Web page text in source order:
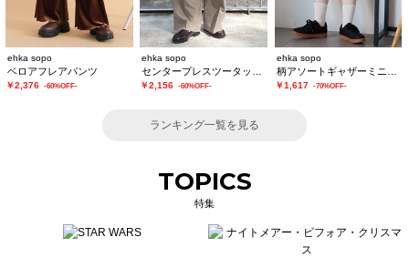
ehka sopo
ベロアフレアパンツ
￥2,376 -60%OFF-
ehka sopo
￥2,156 -60%OFF-
ehka sopo
￥1,617 -70%OFF-
ランキング一覧を見る
TOPICS
特集